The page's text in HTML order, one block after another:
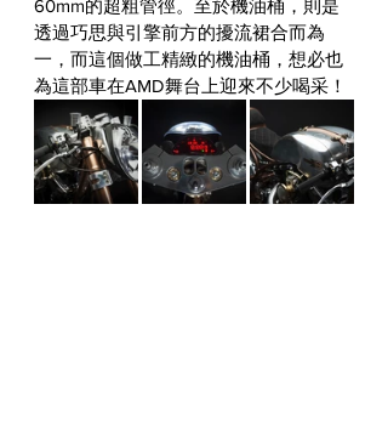
60mm的超粗管徑。至於機油桶，則是
透過巧思與引擎前方的擾流裙合而為
一，而這個做工精緻的機油桶，想必也
為這部車在AMD舞台上迎來不少喝采！